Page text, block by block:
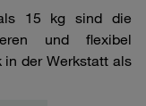
15 kg sind die
und flexibel
in der Werkstatt als